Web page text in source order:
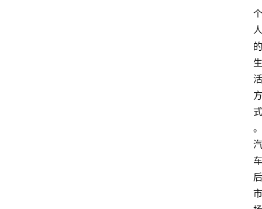
个
人
的
生
活
方
式
。
汽
车
后
市